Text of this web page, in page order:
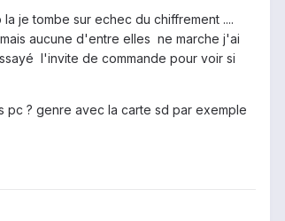
je tombe sur echec du chiffrement ....
aucune d'entre elles ne marche j'ai
l'invite de commande pour voir si
? genre avec la carte sd par exemple